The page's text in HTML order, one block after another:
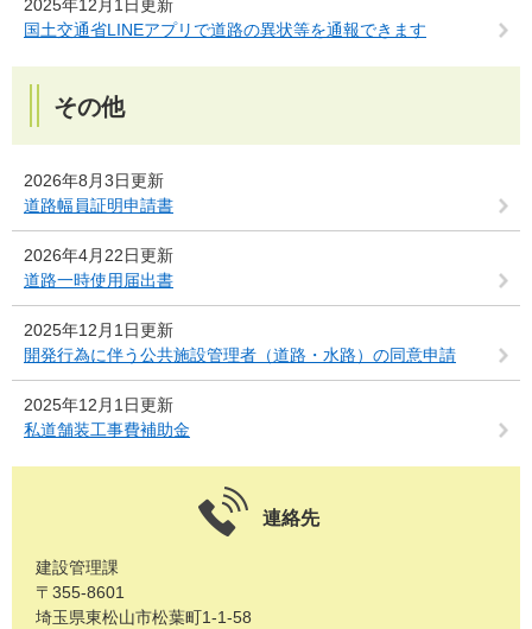
2025年12月1日更新
国土交通省LINEアプリで道路の異状等を通報できます
その他
2026年8月3日更新
道路幅員証明申請書
2026年4月22日更新
道路一時使用届出書
2025年12月1日更新
開発行為に伴う公共施設管理者（道路・水路）の同意申請
2025年12月1日更新
私道舗装工事費補助金
連絡先
建設管理課
〒355-8601
埼玉県東松山市松葉町1-1-58